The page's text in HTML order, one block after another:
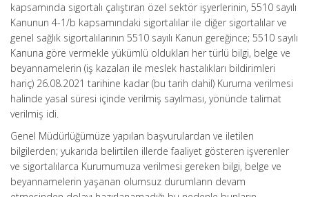
kapsamında sigortalı çalıştıran özel sektör işyerlerinin, 5510 sayılı
Kanunun 4-1/b kapsamındaki sigortalılar ile diğer sigortalılar ve
genel sağlık sigortalılarının 5510 sayılı Kanun gereğince; 5510 sayılı
Kanuna göre vermekle yükümlü oldukları her türlü bilgi, belge ve
beyannamelerin (iş kazaları ile meslek hastalıkları bildirimleri
hariç) 26.08.2021 tarihine kadar (bu tarih dahil) Kuruma verilmesi
halinde yasal süresi içinde verilmiş sayılması, yönünde talimat
verilmiş idi.
Genel Müdürlüğümüze yapılan başvurulardan ve iletilen
bilgilerden; yukarıda belirtilen illerde faaliyet gösteren işverenler
ve sigortalılarca Kurumumuza verilmesi gereken bilgi, belge ve
beyannamelerin yaşanan olumsuz durumların devam